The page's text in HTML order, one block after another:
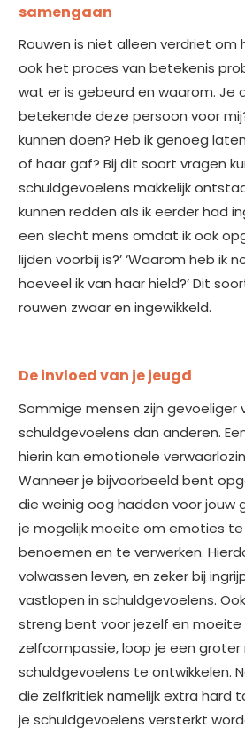
samengaan
Rouwen is niet alleen verdriet om
ook het proces van betekenis
wat er is gebeurd en waarom. Je
betekende deze persoon voor
kunnen doen? Heb ik genoeg
of haar gaf? Bij dit soort vragen
schuldgevoelens makkelijk
kunnen redden als ik eerder had
een slecht mens omdat ik ook
lijden voorbij is?’ ‘Waarom heb ik
hoeveel ik van haar hield?’ Dit
rouwen zwaar en ingewikkeld.
De invloed van je jeugd
Sommige mensen zijn gevoeliger
schuldgevoelens dan anderen.
hierin kan emotionele
Wanneer je bijvoorbeeld bent
die weinig oog hadden voor jouw
je mogelijk moeite om emoties te
benoemen en te verwerken.
volwassen leven, en zeker bij
vastlopen in schuldgevoelens.
streng bent voor jezelf en
zelfcompassie, loop je een groter
schuldgevoelens te ontwikkelen.
die zelfkritiek namelijk extra hard
je schuldgevoelens versterkt